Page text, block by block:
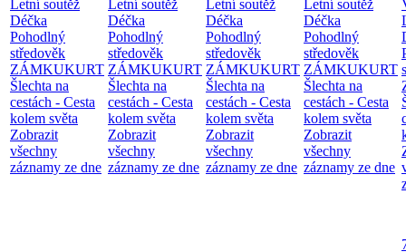
Letní soutěž
Déčka
Pohodlný
středověk
ZÁMKUKURT
Šlechta na
cestách - Cesta
kolem světa
Zobrazit
všechny
záznamy ze dne
Letní soutěž
Déčka
Pohodlný
středověk
ZÁMKUKURT
Šlechta na
cestách - Cesta
kolem světa
Zobrazit
všechny
záznamy ze dne
Letní soutěž
Déčka
Pohodlný
středověk
ZÁMKUKURT
Šlechta na
cestách - Cesta
kolem světa
Zobrazit
všechny
záznamy ze dne
Letní soutěž
Déčka
Pohodlný
středověk
ZÁMKUKURT
Šlechta na
cestách - Cesta
kolem světa
Zobrazit
všechny
záznamy ze dne